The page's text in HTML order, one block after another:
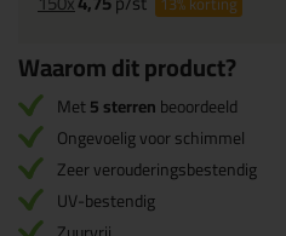
Waarom dit product?
Met5 sterrenbeoordeeld
Ongevoelig voor schimmel
Zeer verouderingsbestendig
UV-bestendig